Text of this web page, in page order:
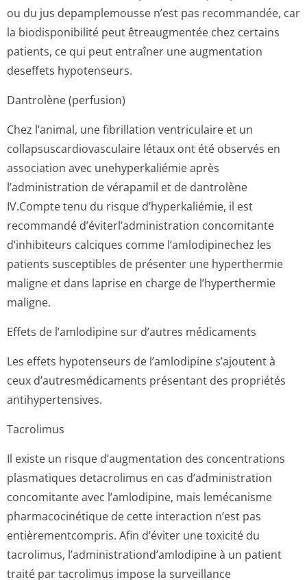
ou du jus depamplemousse n’est pas recommandée, car
la biodisponibilité peut êtreaugmentée chez certains
patients, ce qui peut entraîner une augmentation
deseffets hypotenseurs.
Dantrolène (perfusion)
Chez l’animal, une fibrillation ventriculaire et un
collapsuscardi­ovasculaire létaux ont été observés en
association avec unehyperkaliémie après
l’administration de vérapamil et de dantrolène
IV.Compte tenu du risque d’hyperkaliémie, il est
recommandé d’éviterl’admi­nistration concomitante
d’inhibiteurs calciques comme l’amlodipinechez les
patients susceptibles de présenter une hyperthermie
maligne et dans laprise en charge de l’hyperthermie
maligne.
Effets de l’amlodipine sur d’autres médicaments
Les effets hypotenseurs de l’amlodipine s’ajoutent à
ceux d’autresmédicaments présentant des propriétés
antihypertensives.
Tacrolimus
Il existe un risque d’augmentation des concentrations
plasmatiques detacrolimus en cas d’administration
concomitante avec l’amlodipine, mais lemécanisme
pharmacocinétique de cette interaction n’est pas
entièrementcompris. Afin d’éviter une toxicité du
tacrolimus, l’administrati­ond’amlodipine à un patient
traité par tacrolimus impose la surveillance